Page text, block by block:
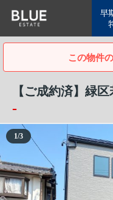
早
この物件
【ご成約済】緑
-
1/3